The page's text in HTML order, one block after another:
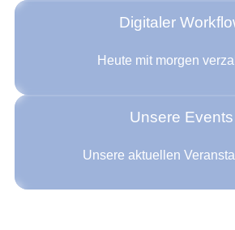
Digitaler
Heute mit morgen
Unsere Events
Unsere aktuellen